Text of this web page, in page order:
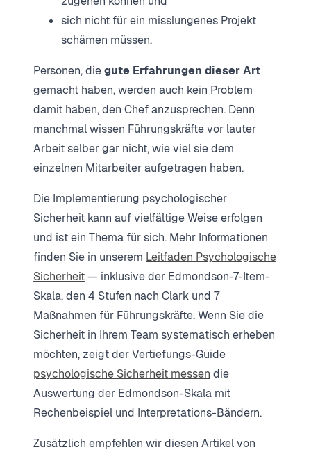
sich nicht für ein misslungenes Projekt
schämen müssen.
Personen, diegute Erfahrungen dieser Art
gemacht haben, werden auch kein Problem
damit haben, den Chef anzusprechen. Denn
manchmal wissen Führungskräfte vor lauter
Arbeit selber gar nicht, wie viel sie dem
einzelnen Mitarbeiter aufgetragen haben.
Die Implementierung psychologischer
Sicherheit kann auf vielfältige Weise erfolgen
und ist ein Thema für sich. Mehr Informationen
finden Sie in unserem Leitfaden Psychologische
Sicherheit— inklusive der Edmondson-7-Item-
Skala, den 4 Stufen nach Clark und 7
Maßnahmen für Führungskräfte. Wenn Sie die
Sicherheit in Ihrem Team systematisch erheben
möchten, zeigt der Vertiefungs-Guide
psychologische Sicherheit messen die
Auswertung der Edmondson-Skala mit
Rechenbeispiel und Interpretations-Bändern.
Zusätzlich empfehlen wir diesen Artikel von